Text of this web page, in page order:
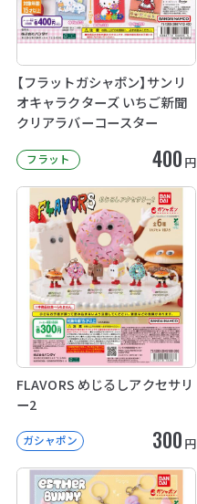
【フラットガシャポン】サンリ
オキャラクターズ いちご新聞
クリアラバーコースター
フラット 400 円
FLAVORS めじるしアクセサリ
ー2
ガシャポン 300 円